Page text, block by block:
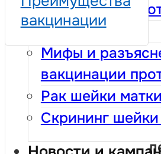
Вакцинация
Кольпоскопия
Мифы и
вакцинации
Рак шейки матки
Скрининг
вакцинации